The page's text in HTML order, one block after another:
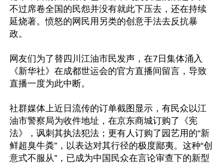
不过席卷全国的民怨并没有就此下压去，还在持续
延烧著。愤怒的网民用另类的创意手法去反抗暴
政。
网友们为了替四川江油市民发声，在7日集体涌入
《新华社》在成都世运会的官方直播间留言，导致
直播一度为此中断。
社群媒体上近日流传的订单截图显示，有民众以江
油市警察局为收件地址，在京东商城订购了《宪
法》，讽刺其执法犯法；更有人订购了园艺用的“新
鲜超臭牛粪”，以表达对其行径的极度鄙夷。这种“创
意式不服从”，已成为中国民众在言论审查下的新型